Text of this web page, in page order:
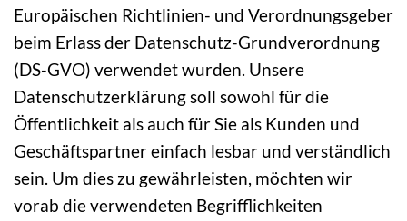
Europäischen Richtlinien- und Verordnungsgeber
beim Erlass der Datenschutz-Grundverordnung
(DS-GVO) verwendet wurden. Unsere
Datenschutzerklärung soll sowohl für die
Öffentlichkeit als auch für Sie als Kunden und
Geschäftspartner einfach lesbar und verständlich
sein. Um dies zu gewährleisten, möchten wir
vorab die verwendeten Begrifflichkeiten